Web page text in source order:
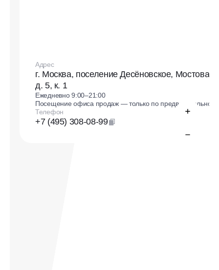
Адрес
г. Москва, поселение Десёновское, Мостовая
д. 5, к. 1
Ежедневно 9:00–21:00
Посещение офиса продаж — только по предварительной
Телефон
+7 (495) 308-08-99